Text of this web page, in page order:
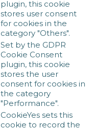
plugin, this cookie
stores user consent
for cookies in the
category "Others".
Set by the GDPR
Cookie Consent
plugin, this cookie
stores the user
consent for cookies in
the category
"Performance".
CookieYes sets this
cookie to record the